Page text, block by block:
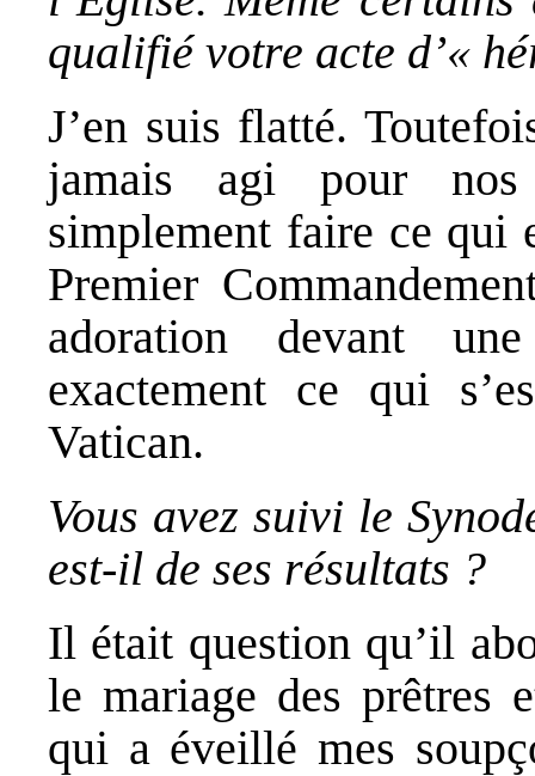
qualifié votre acte d’«
J’en suis flatté.
jamais agi pour nos
simplement faire ce qui
Premier
adoration devant
exactement ce qui
Vatican.
Vous avez suivi le
est-il de ses résultats ?
Il était question qu’il
le mariage des prêtres
qui a éveillé mes